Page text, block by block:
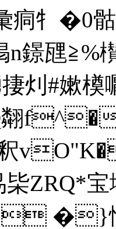
牜�0
n鐛瓼
灲#嫰橂
翷f^�
枈ZRQ*
�}忬